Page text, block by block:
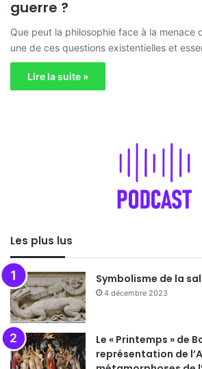
guerre ?
Que peut la philosophie face à la menace
une de ces questions existentielles et
Lire la suite »
Les plus lus
Symbolisme de la
4 décembre 2023
Le « Printemps » de
représentation de